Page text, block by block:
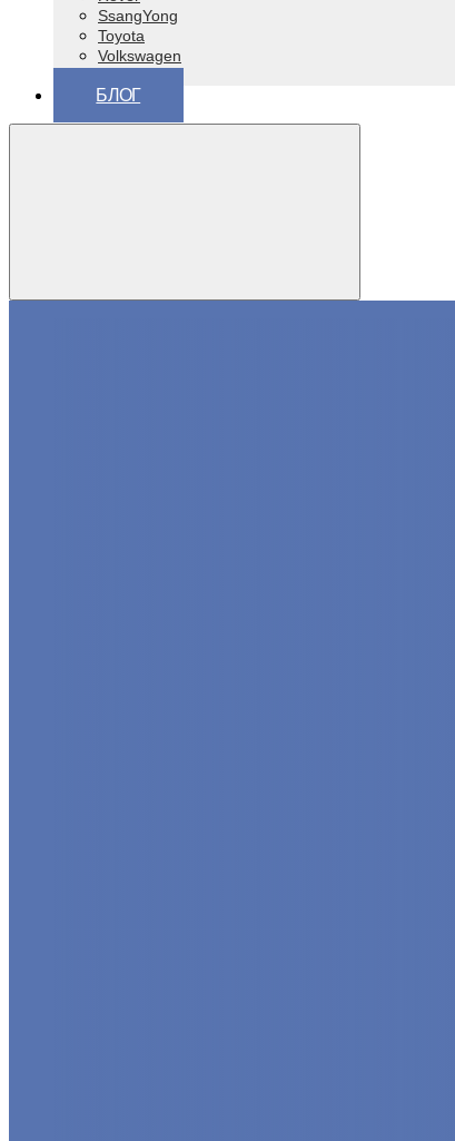
SsangYong
Toyota
Volkswagen
БЛОГ